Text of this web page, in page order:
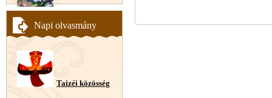
Napi olvasmány
Taizéi közösség